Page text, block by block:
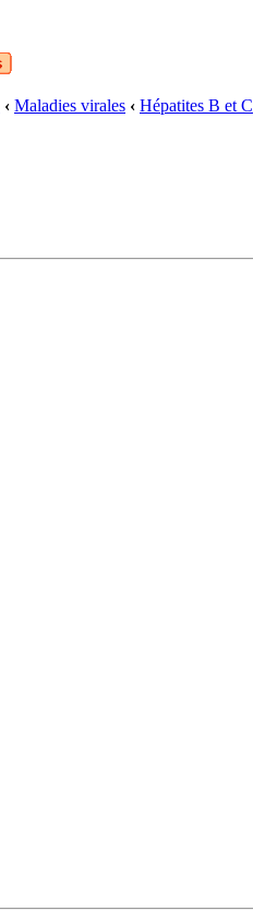
‹ Maladies virales ‹ Hépatites B et C